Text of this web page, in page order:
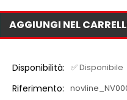
AGGIUNGI NEL
Disponibilità: ✅ Disponibile
Riferimento: